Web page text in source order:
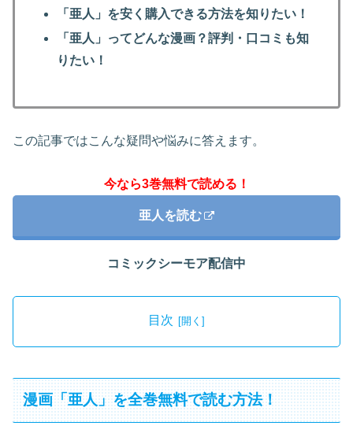
「亜人」を安く購入できる方法を知りたい！
「亜人」ってどんな漫画？評判・口コミも知
りたい！
この記事ではこんな疑問や悩みに答えます。
今なら3巻無料で読める！
亜人を読む
コミックシーモア配信中
目次
漫画「亜人」を全巻無料で読む方法！